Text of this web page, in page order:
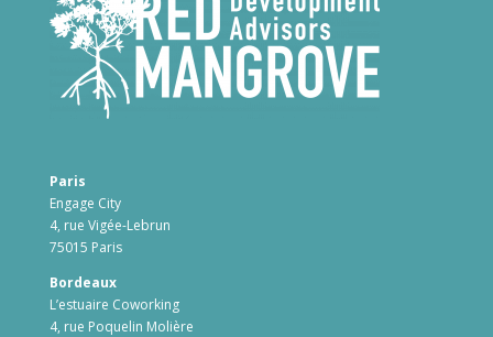
Paris
Engage City
4, rue Vigée-Lebrun
75015 Paris
Bordeaux
L’estuaire Coworking
4, rue Poquelin Molière